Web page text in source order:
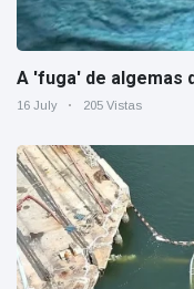
A 'fuga' de algemas
16 July 205 Vistas